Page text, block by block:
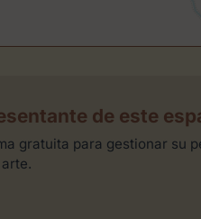
de este
gratuita para gestionar su